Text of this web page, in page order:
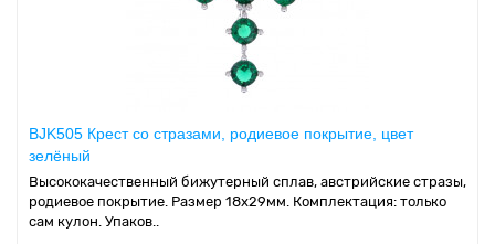
BJK505 Крест со стразами, родиевое покрытие, цвет
зелёный
Высококачественный бижутерный сплав, австрийские стразы,
родиевое покрытие. Размер 18х29мм. Комплектация: только
сам кулон. Упаков..